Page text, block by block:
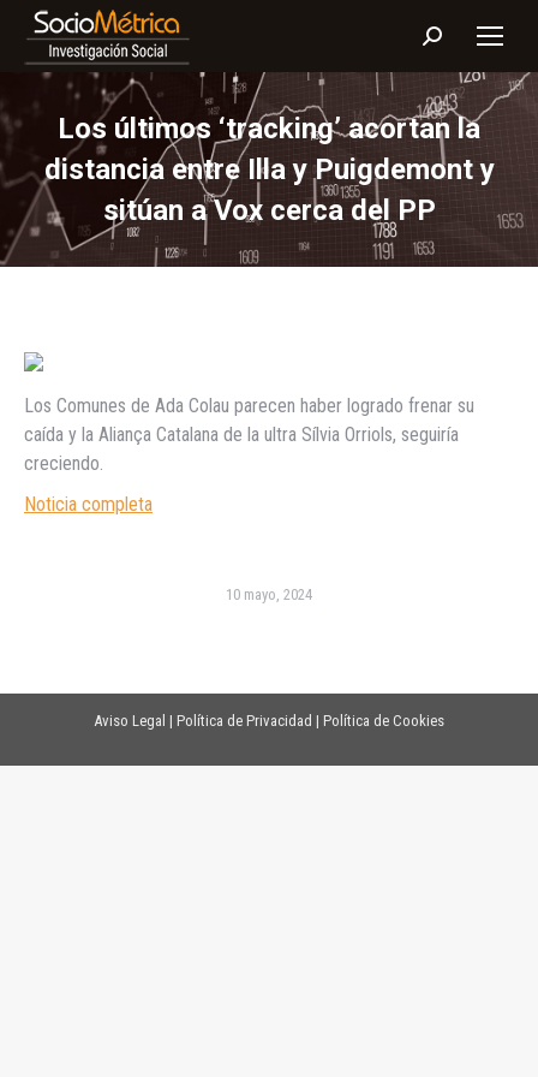
Buscar:
Los últimos ‘tracking’ acortan la
distancia entre Illa y Puigdemont y
sitúan a Vox cerca del PP
Los Comunes de Ada Colau parecen haber logrado frenar su
caída y la Aliança Catalana de la ultra Sílvia Orriols, seguiría
creciendo.
Noticia completa
10 mayo, 2024
Aviso Legal | Política de Privacidad | Política de Cookies